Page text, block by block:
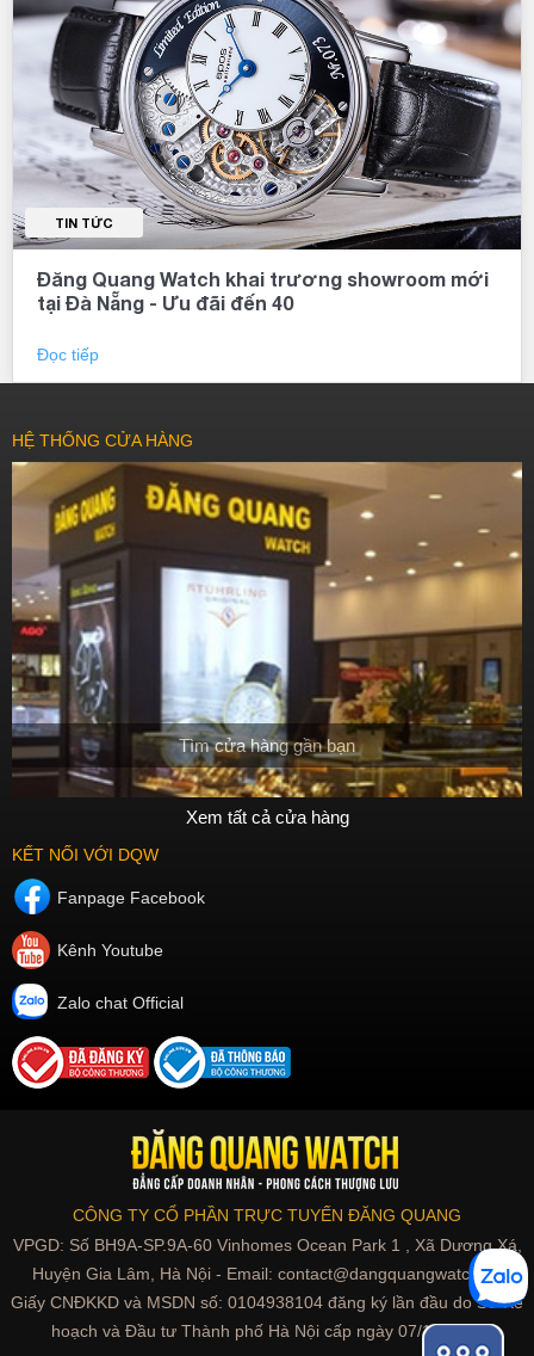
TIN TỨC
Đăng Quang Watch khai trương showroom mới
tại Đà Nẵng - Ưu đãi đến 40
Đọc tiếp
HỆ THỐNG CỬA HÀNG
Tìm cửa hàng gần bạn
Xem tất cả cửa hàng
KẾT NỐI VỚI DQW
Fanpage Facebook
Kênh Youtube
Zalo chat Official
CÔNG TY CỔ PHẦN TRỰC TUYẾN ĐĂNG QUANG
VPGD: Số BH9A-SP.9A-60 Vinhomes Ocean Park 1 , Xã Dương Xá,
Huyện Gia Lâm, Hà Nội - Email: contact@dangquangwatch.vn
Giấy CNĐKKD và MSDN số: 0104938104 đăng ký lần đầu do Sở Kế
hoạch và Đầu tư Thành phố Hà Nội cấp ngày 07/10/2010